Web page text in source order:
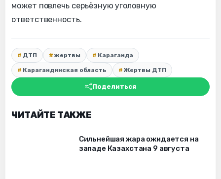
может повлечь серьёзную уголовную
ответственность.
ДТП жертвы Караганда
Карагандинская область Жертвы ДТП
Поделиться
ЧИТАЙТЕ ТАКЖЕ
Сильнейшая жара ожидается на
западе Казахстана 9 августа